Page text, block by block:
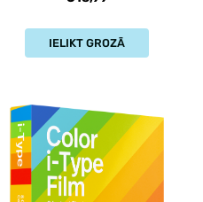
IELIKT GROZĀ